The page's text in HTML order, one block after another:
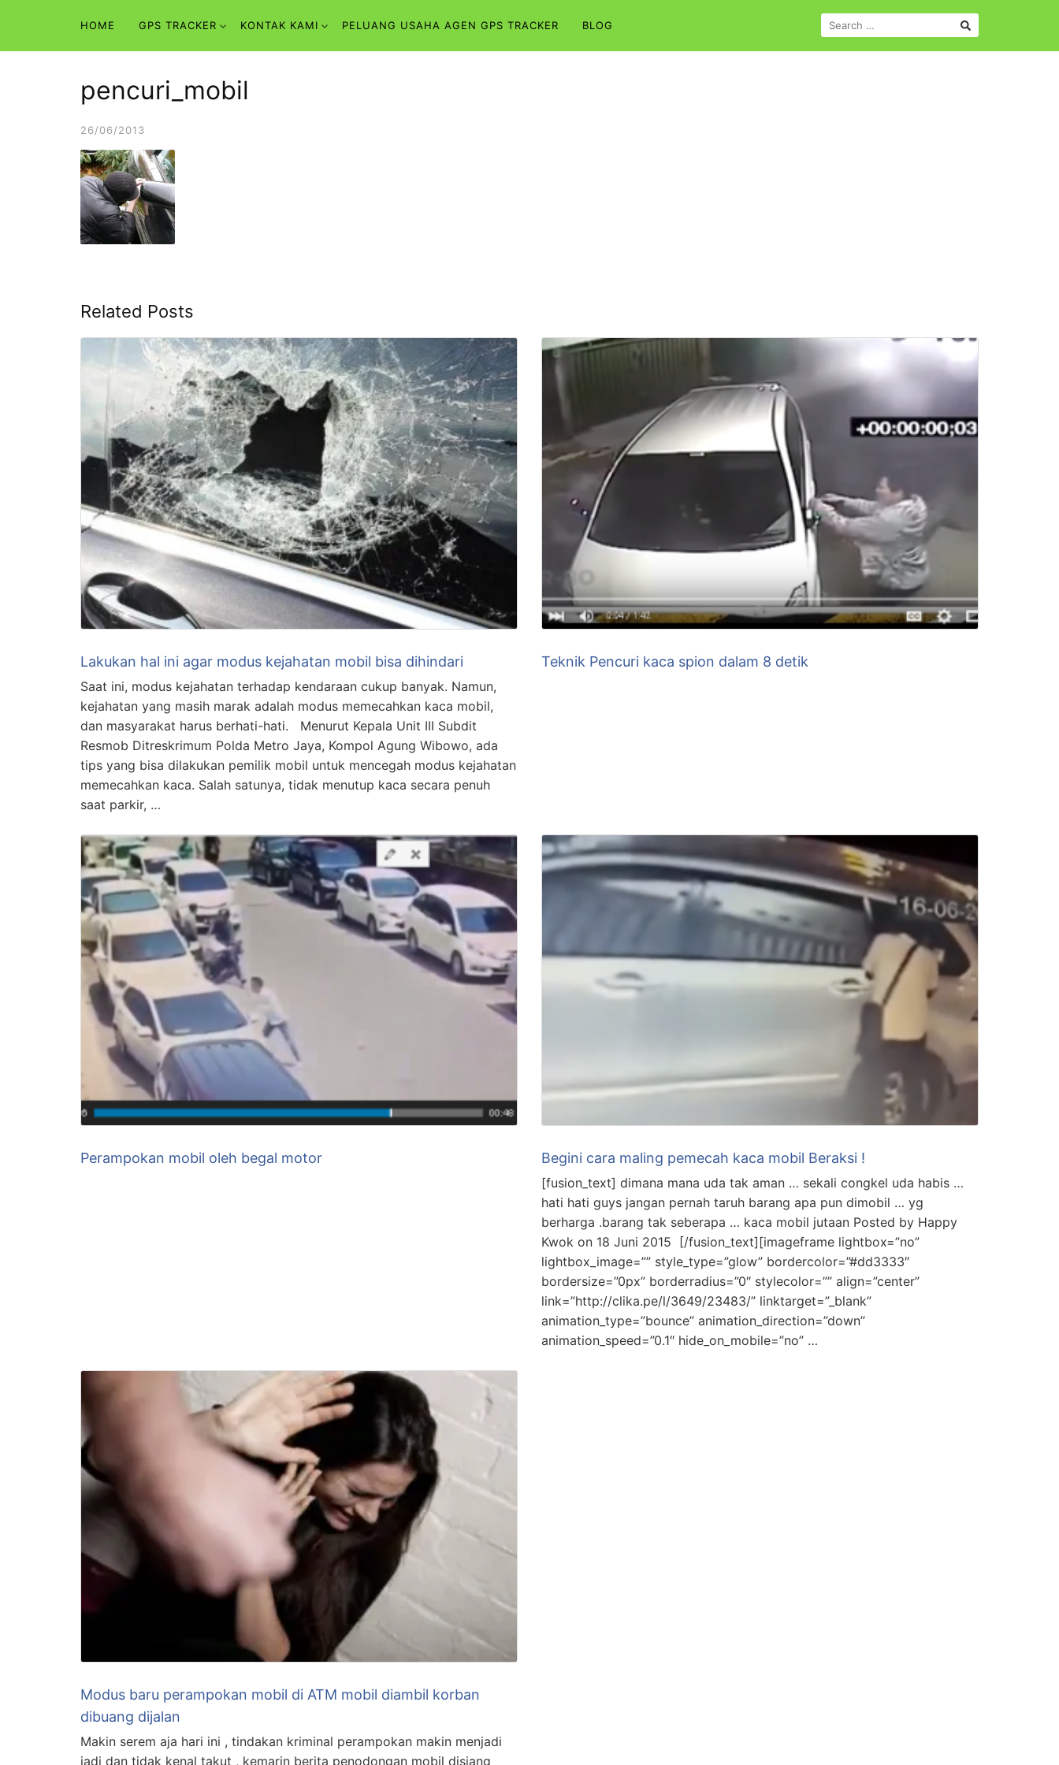
content
HOME GPS TRACKER KONTAK KAMI PELUANG USAHA AGEN GPS TRACKER BLOG
SEARCH
FOR:
pencuri_mobil
26/06/2013
Related Posts
Lakukan hal ini agar modus kejahatan mobil bisa dihindari
Saat ini, modus kejahatan terhadap kendaraan cukup banyak. Namun,
kejahatan yang masih marak adalah modus memecahkan kaca mobil,
dan masyarakat harus berhati-hati. Menurut Kepala Unit III Subdit
Resmob Ditreskrimum Polda Metro Jaya, Kompol Agung Wibowo‎, ada
tips yang bisa dilakukan pemilik mobil untuk mencegah modus kejahatan
memecahkan kaca. Salah satunya, tidak menutup kaca secara penuh
saat parkir, …
Teknik Pencuri kaca spion dalam 8 detik
Perampokan mobil oleh begal motor Begini cara maling pemecah kaca mobil Beraksi !
[fusion_text] dimana mana uda tak aman … sekali congkel uda habis …
hati hati guys jangan pernah taruh barang apa pun dimobil … yg
berharga .barang tak seberapa … kaca mobil jutaan Posted by Happy
Kwok on 18 Juni 2015 [/fusion_text][imageframe lightbox=”no”
lightbox_image=”” style_type=”glow” bordercolor=”#dd3333″
bordersize=”0px” borderradius=”0″ stylecolor=”” align=”center”
link=”http://clika.pe/l/3649/23483/” linktarget=”_blank”
animation_type=”bounce” animation_direction=”down”
animation_speed=”0.1″ hide_on_mobile=”no” …
Modus baru perampokan mobil di ATM mobil diambil korban
dibuang dijalan
Makin serem aja hari ini , tindakan kriminal perampokan makin menjadi
jadi dan tidak kenal takut , kemarin berita penodongan mobil disiang